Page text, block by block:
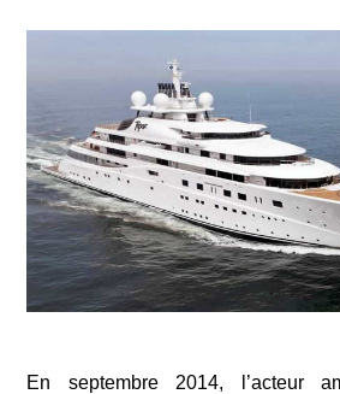
En septembre 2014, l’acteur